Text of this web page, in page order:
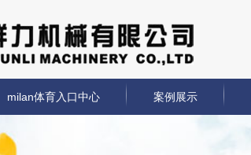
milan体育入口中心 案例展示